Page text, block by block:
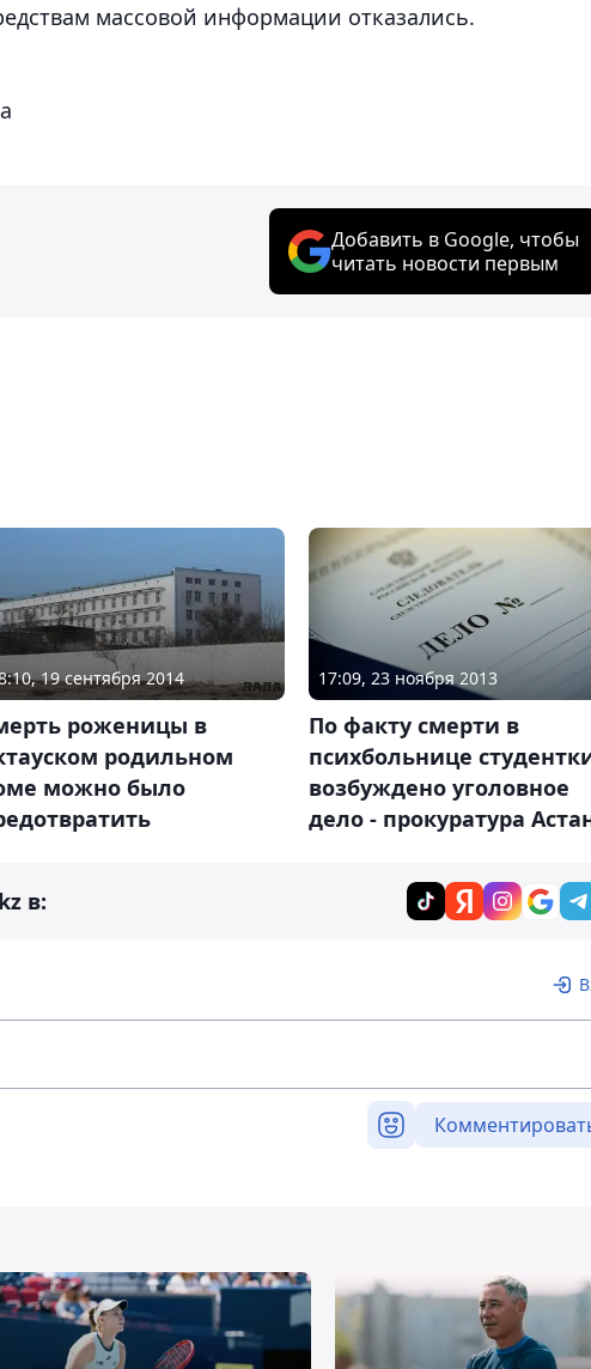
массовой информации отказались.
Добавить в Google, чтобы
читать новости первым
19 сентября 2014
роженицы в
родильном
можно было
17:09, 23 ноября 2013
По факту смерти в
психбольнице
возбуждено уголовное
дело - прокуратура
в: